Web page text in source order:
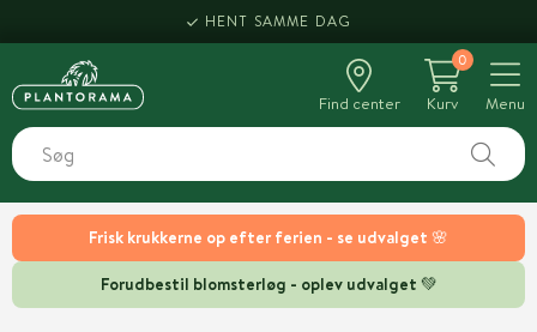
Frisk krukkerne op efter ferien - se udvalget 🌸
Forudbestil blomsterløg - oplev udvalget 💚
HENT SAMME DAG
Find center
0
Kurv
Menu